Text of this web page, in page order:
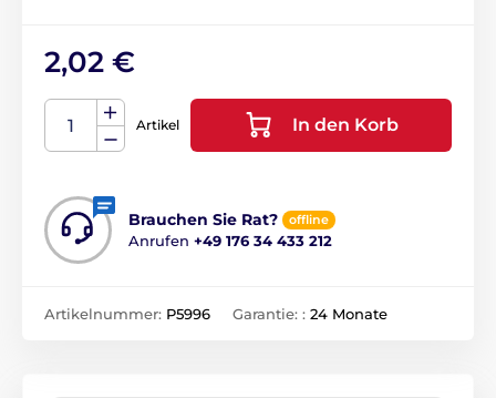
2,02 €
Artikel In den Korb
Brauchen Sie Rat? offline
Anrufen +49 176 34 433 212
Artikelnummer: P5996 Garantie: : 24 Monate